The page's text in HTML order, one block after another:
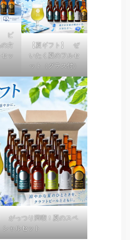
ビ
方
ッ
【夏ギフト】 ぜ
いたく夏のフルセ
ット（グラス付）
がっつり満喫！夏のスペ
シャルセット